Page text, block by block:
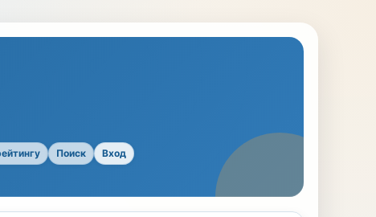
Поиск Вход